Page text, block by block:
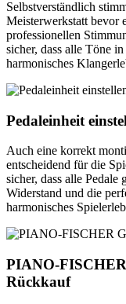
Selbstverständlich
Meisterwerkstatt bevor
professionellen
sicher, dass alle Töne
harmonisches
Pedaleinheit
Auch eine korrekt
entscheidend für die
sicher, dass alle
Widerstand und die
harmonisches
PIANO-
Rückkauf